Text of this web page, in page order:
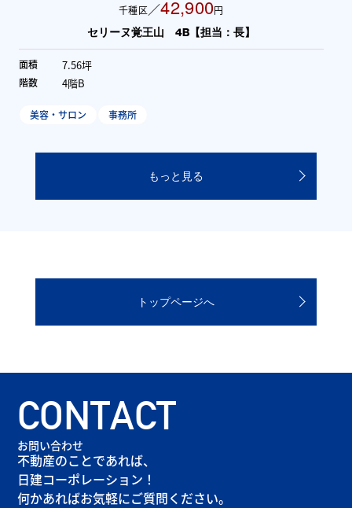
千種区 ／42,900円
セリーヌ覚王山 4B【担当：長】
面積 7.56坪
階数 4階B
美容・サロン 事務所
もっと見る
トップページへ
CONTACT
お問い合わせ
不動産のことであれば、
日建コーポレーション！
何かあればお気軽にご質問ください。